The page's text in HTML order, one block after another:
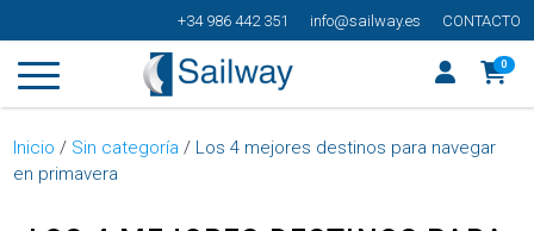
+34 986 442 351 info@sailway.es CONTACTO
0
Inicio / Sin categoría / Los 4 mejores destinos para navegar
en primavera